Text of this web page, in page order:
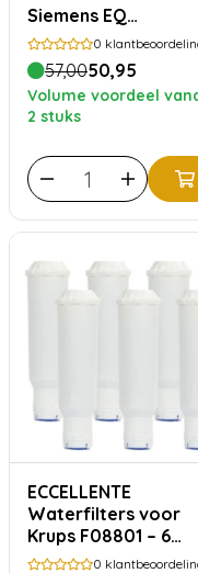
Siemens EQ
(TZ70063A) – 6
0
57,0050,95
Volume voordeel
2 stuks
ECCELLENTE
Waterfilters voor
Krups F08801 – 6
Stuks
0